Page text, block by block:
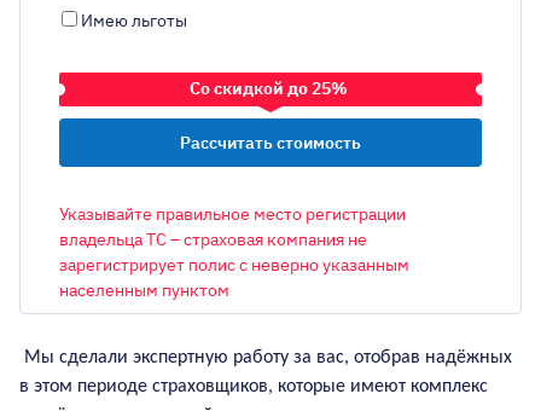
Имею льготы
Со скидкой до 25%
ОБЪЕМ ДВИГАТЕЛЯ
ГОРОД РЕГИСТРАЦИИ ВЛАДЕЛЬЦА
Указывайте правильное место регистрации
владельца ТС – страховая компания не
зарегистрирует полис с неверно указанным
населенным пунктом
Мы сделали экспертную работу за вас, отобрав надёжных
в этом периоде страховщиков, которые имеют комплекс